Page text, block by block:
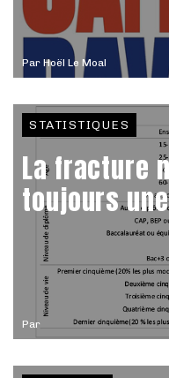
Par Hoël Le Moal
Par
STATISTIQUES
La fracture
toujours